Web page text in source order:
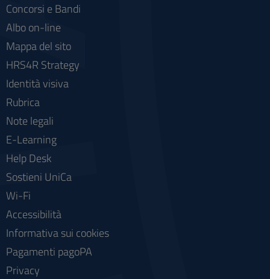
Concorsi e Bandi
Albo on-line
Mappa del sito
HRS4R Strategy
Identità visiva
Rubrica
Note legali
E-Learning
Help Desk
Sostieni UniCa
Wi-Fi
Accessibilità
Informativa sui cookies
Pagamenti pagoPA
Privacy